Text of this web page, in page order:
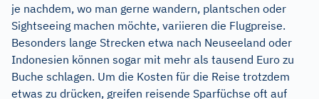
je nachdem, wo man gerne wandern, plantschen oder
Sightseeing machen möchte, variieren die Flugpreise.
Besonders lange Strecken etwa nach Neuseeland oder
Indonesien können sogar mit mehr als tausend Euro zu
Buche schlagen. Um die Kosten für die Reise trotzdem
etwas zu drücken, greifen reisende Sparfüchse oft auf